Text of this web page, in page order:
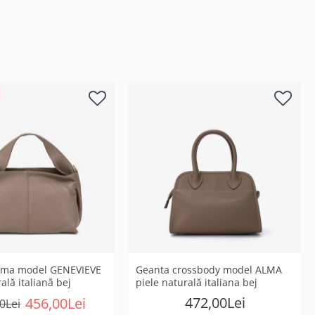
model GENEVIEVE
italiană bej
456,00Lei
Geanta crossbody model ALMA
piele naturală italiana bej
472,00Lei